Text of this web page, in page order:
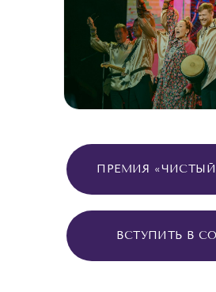
ПРЕМИЯ «ЧИСТЫЙ
ВСТУПИТЬ В